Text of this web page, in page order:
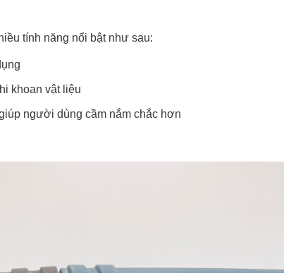
tính năng nổi bật như sau:
khoan vật liệu
người dùng cầm nắm chắc hơn